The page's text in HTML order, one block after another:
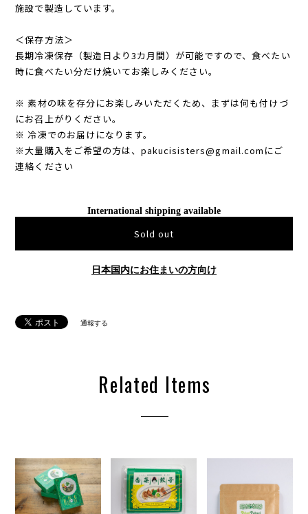
施設で製造しています。
＜保存方法＞
長期冷凍保存（製造日より3カ月間）が可能ですので、食べたい
時に食べたい分だけ焼いてお楽しみください。
※ 素材の味を存分にお楽しみいただくため、まずは何も付けづ
にお召上がりください。
※ 冷凍でのお届けになります。
※大量購入をご希望の方は、 pakucisisters@gmail.com にご
連絡ください
International shipping available
Sold out
日本国内にお住まいの方向け
通報する
Related Items